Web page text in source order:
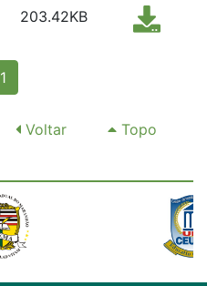
203.42KB
1(current)
Voltar
Topo